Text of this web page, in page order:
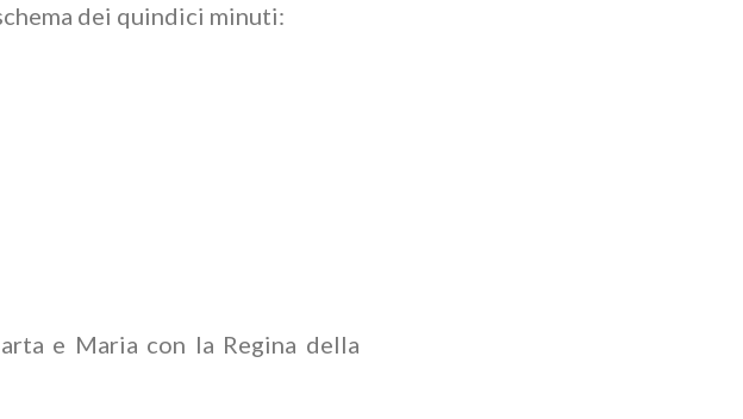
dei quindici minuti:
e Maria con la Regina della